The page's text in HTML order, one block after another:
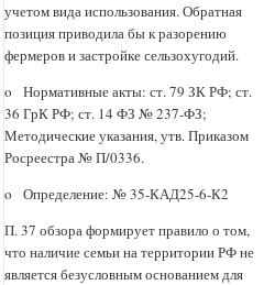
учетом вида использования. Обратная
позиция приводила бы к разорению
фермеров и застройке сельзохугодий.
o Нормативные акты: ст. 79 ЗК РФ; ст.
36 ГрК РФ; ст. 14 ФЗ № 237-ФЗ;
Методические указания, утв. Приказом
Росреестра № П/0336.
o Определение: № 35-КАД25-6-К2
П. 37 обзора формирует правило о том,
что наличие семьи на территории РФ не
является безусловным основанием для